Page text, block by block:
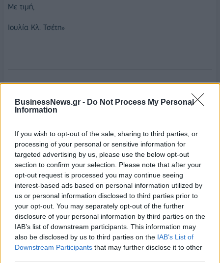
BusinessNews.gr - Do Not Process My Personal
Information
If you wish to opt-out of the sale, sharing to third parties, or
processing of your personal or sensitive information for
targeted advertising by us, please use the below opt-out
section to confirm your selection. Please note that after your
opt-out request is processed you may continue seeing
interest-based ads based on personal information utilized by
us or personal information disclosed to third parties prior to
your opt-out. You may separately opt-out of the further
disclosure of your personal information by third parties on the
IAB’s list of downstream participants. This information may
also be disclosed by us to third parties on the IAB’s List of
Downstream Participants that may further disclose it to other
Με τιμή,
Ιουλία Κλ. Τσέτη»
ΙΟΥΛΙΑ ΤΣΕΤΗ
ΔΗΜΗΤΡΗΣ ΠΑΠΑΛΕΞΟΠΟΥΛΟΣ
ΣΕΒ